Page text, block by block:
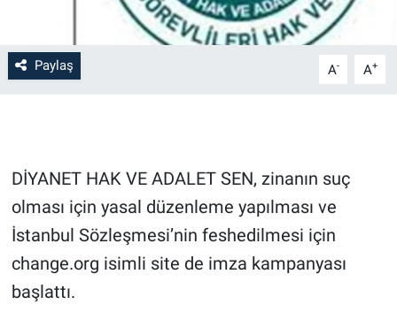
Paylaş A- A+
DİYANET HAK VE ADALET SEN, zinanın suç
olması için yasal düzenleme yapılması ve
İstanbul Sözleşmesi’nin feshedilmesi için
change.org isimli site de imza kampanyası
başlattı.